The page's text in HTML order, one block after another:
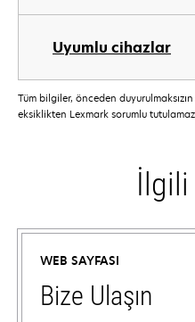
Uyumlu cihazlar
Tüm bilgiler, önceden
eksiklikten Lexmark sorumlu
WEB SAYFASI
Bize Ulaşın